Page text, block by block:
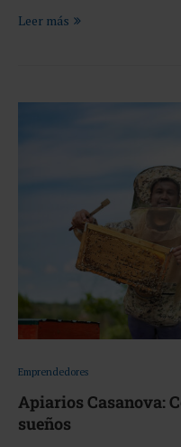
Leer más
Emprendedores
Apiarios Casanova:
sueños